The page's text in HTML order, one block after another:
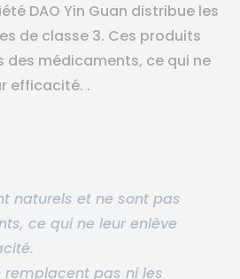
DAO Yin Guan distribue les
de classe 3. Ces produits
des médicaments, ce qui ne
efficacité. .
naturels et ne sont pas
ce qui ne leur enlève
remplacent pas ni les